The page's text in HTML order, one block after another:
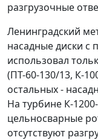
разгрузочные
Ленинградский
насадные диски
использовал
(ПТ-60-130/13, К-
остальных -
На турбине К-
цельносварные
отсутствуют